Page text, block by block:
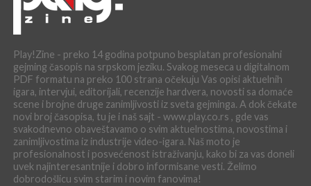
Play!Zine - preko 14 godina potpuno besplatan profesionalni
gejming časopis na srpskom jeziku. Svakog meseca u digitalnom
PDF formatu na preko 100 strana očekuju Vas opisi aktuelnih
igara, intervjui, editorijali, recenzije hardvera, novosti sa domaće
scene i brojne druge zanimljivosti iz sveta gejminga. A dok čekate
novi broj časopisa, tu je i naš sajt - www.play.co.rs , gde vas
svakodnevno obaveštavamo o svim aktuelnostima, novostima i
zanimljivostima iz industrije video-igara. Naš moto je
profesionalnost i posvećenost istraživanju, kako bi za vas doneli
uvek najinteresantnije i dobro informisane vesti. Želimo
dobrodošlicu svim starim i novim fanovima!